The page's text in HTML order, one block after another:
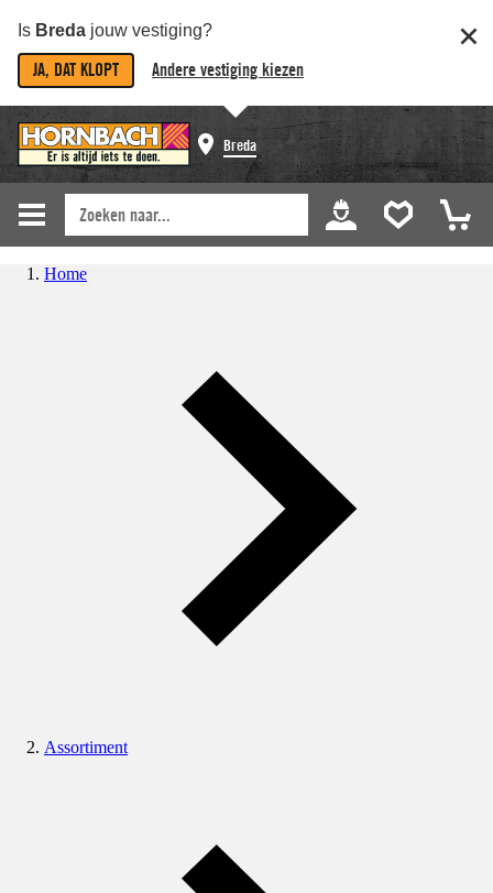
Is Breda jouw vestiging?
JA, DAT KLOPT Andere vestiging kiezen
Breda
Home
Assortiment